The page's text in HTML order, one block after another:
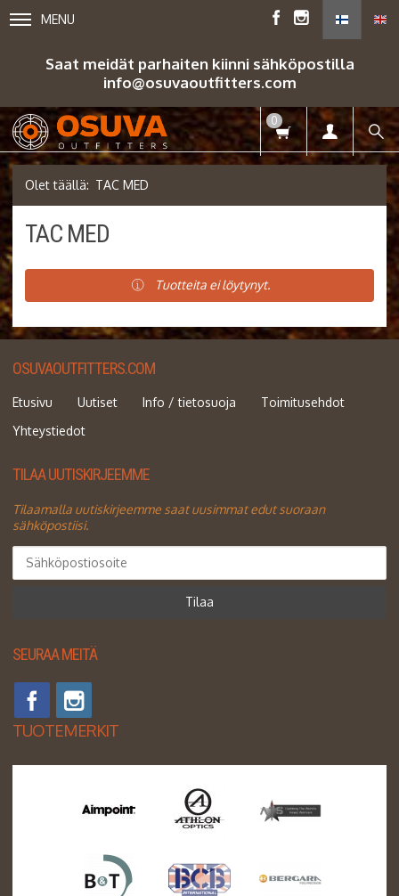
MENU
Saat meidät parhaiten kiinni sähköpostilla
info@osuvaoutfitters.com
0
TAC MED
TAC MED
Tuotteita ei löytynyt.
OSUVAOUTFITTERS.COM
Etusivu Uutiset Info / tietosuoja
Toimitusehdot
Yhteystiedot
TILAA UUTISKIRJEEMME
Tilaamalla uutiskirjeemme saat uusimmat edut suoraan
sähköpostiisi.
Tilaa
SEURAA MEITÄ
TUOTEMERKIT